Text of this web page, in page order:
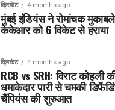
क्रिकेट 4 months ago
मुंबई इंडियंस ने रोमांचक
केकेआर को 6 विकेट से हराया
क्रिकेट 4 months ago
RCB vs SRH: विराट कोहली
धमाकेदार पारी से चमकी
चैंपियंस की शुरुआत